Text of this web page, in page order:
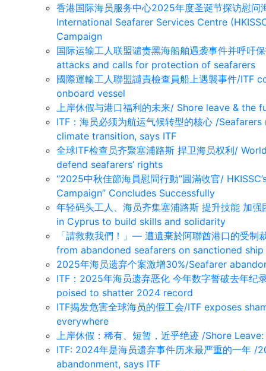
香港国际海员服务中心2025年度圣诞节探访慰
International Seafarer Services Centre
Campaign
国际运输工人联盟谴责黑海船舶遇袭事件并呼吁
attacks and calls for protection of seafarers
國際運輸工人聯盟譴責檢查員船上遇襲事件/ITF
onboard vessel
上岸休假与港口福利的未来/ Shore leave &
ITF：海员必须为航运气候转型的核心 /
climate transition, says ITF
全球ITF检查员齐聚塞浦路斯 捍卫海员权利/
defend seafarers’ rights
“2025中秋佳節海員慰問行動”圓滿收官/
Campaign” Concludes Successfully
年轻码头工人、海员齐集塞浦路斯 提升技能 加
in Cyprus to build skills and solidarity
「請救救我們！」— 遭遺棄於阿聯酋港口的受制
from abandoned seafarers on sanctioned ship
2025年海员遗弃个案激增30%/Seafarer
ITF：2025年海员遗弃恶化 今年数字誓破去年
poised to shatter 2024 record
ITF揭发危害全球海员的假工会/ITF exposes
everywhere
上岸休假：稀有、短暂，近乎绝迹 /Shore
ITF: 2024年是海员遗弃事件历来最严重的一年
abandonment, says ITF